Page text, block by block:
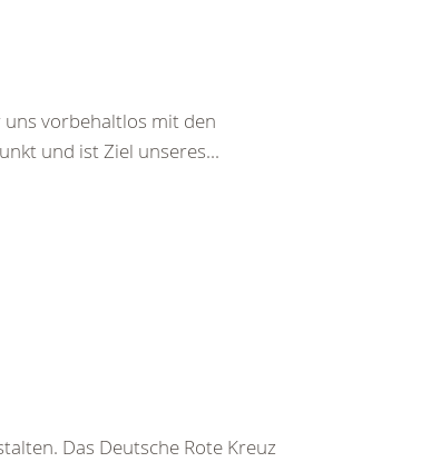
vorbehaltlos mit den
und ist Ziel unseres...
Das Deutsche Rote Kreuz